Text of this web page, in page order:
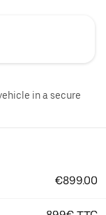
in a secure
€899.00